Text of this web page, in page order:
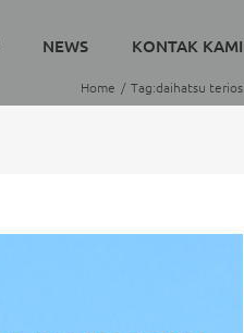
NEWS KONTAK KAMI
Home Tag:daihatsu terios